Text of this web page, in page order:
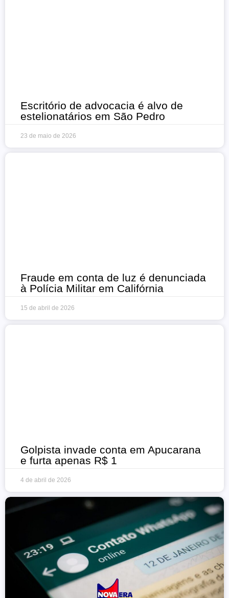
Escritório de advocacia é alvo de
estelionatários em São Pedro
23 de maio de 2026
Fraude em conta de luz é denunciada
à Polícia Militar em Califórnia
15 de abril de 2026
Golpista invade conta em Apucarana
e furta apenas R$ 1
4 de abril de 2026